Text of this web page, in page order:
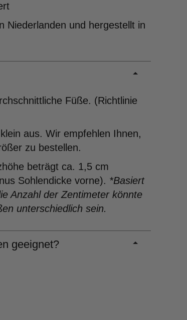
Niederlanden und hergestellt in
Füße. (Richtlinie
aus. Wir empfehlen Ihnen,
zu bestellen.
beträgt ca. 1,5 cm
Sohlendicke vorne). *Basiert
Anzahl der Zentimeter könnte
unterschiedlich sein.
geeignet?